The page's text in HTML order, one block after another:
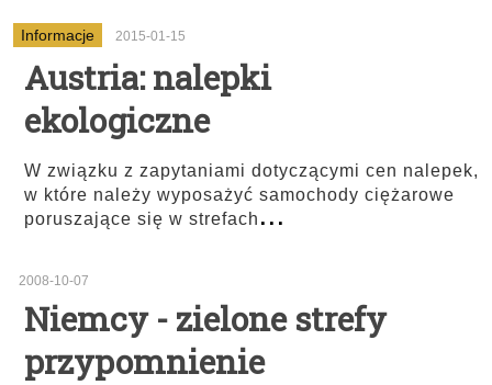
Informacje 2015-01-15
Austria: nalepki
ekologiczne
W związku z zapytaniami dotyczącymi cen nalepek,
w które należy wyposażyć samochody ciężarowe
poruszające się w strefach...
2008-10-07
Niemcy - zielone strefy
przypomnienie